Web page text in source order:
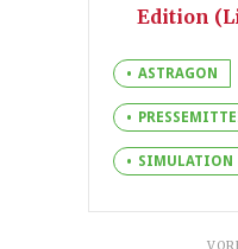
Edition
ASTRAGON
SIMULATION